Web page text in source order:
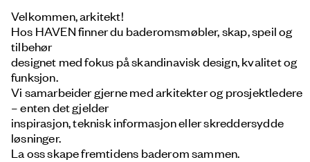
Velkommen, arkitekt!
Hos HAVEN finner du baderomsmøbler, skap, speil og
tilbehør
designet med fokus på skandinavisk design, kvalitet og
funksjon.
Vi samarbeider gjerne med arkitekter og prosjektledere
– enten det gjelder
inspirasjon, teknisk informasjon eller skreddersydde
løsninger.
La oss skape fremtidens baderom sammen.